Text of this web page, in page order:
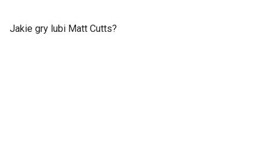
Jakie gry lubi Matt Cutts?